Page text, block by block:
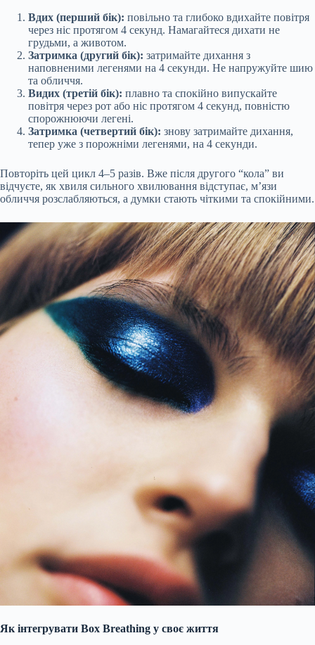
Вдих (перший бік): повільно та глибоко вдихайте повітря
через ніс протягом 4 секунд. Намагайтеся дихати не
грудьми, а животом.
Затримка (другий бік): затримайте дихання з
наповненими легенями на 4 секунди. Не напружуйте шию
та обличчя.
Видих (третій бік): плавно та спокійно випускайте
повітря через рот або ніс протягом 4 секунд, повністю
спорожнюючи легені.
Затримка (четвертий бік): знову затримайте дихання,
тепер уже з порожніми легенями, на 4 секунди.
Повторіть цей цикл 4–5 разів. Вже після другого “кола” ви
відчуєте, як хвиля сильного хвилювання відступає, м’язи
обличчя розслабляються, а думки стають чіткими та спокійними.
Як інтегрувати Box Breathing у своє життя